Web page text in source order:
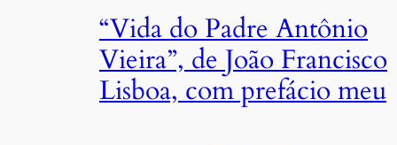
“Vida do Padre Antônio
Vieira”, de João Francisco
Lisboa, com prefácio meu